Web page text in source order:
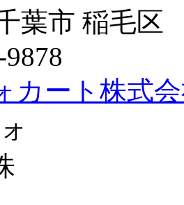
葉市 稲毛区
カート株式